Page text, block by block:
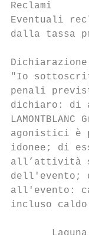
Reclami
Eventuali
dalla tassa
"Io
penali
dichiaro: di
agonistici è
idonee; di
all’attività
dell'evento;
all'evento:
incluso